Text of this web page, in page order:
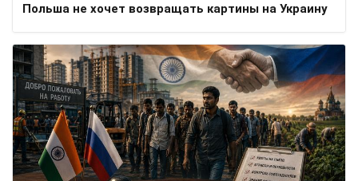
Польша не хочет возвращать картины на Украину